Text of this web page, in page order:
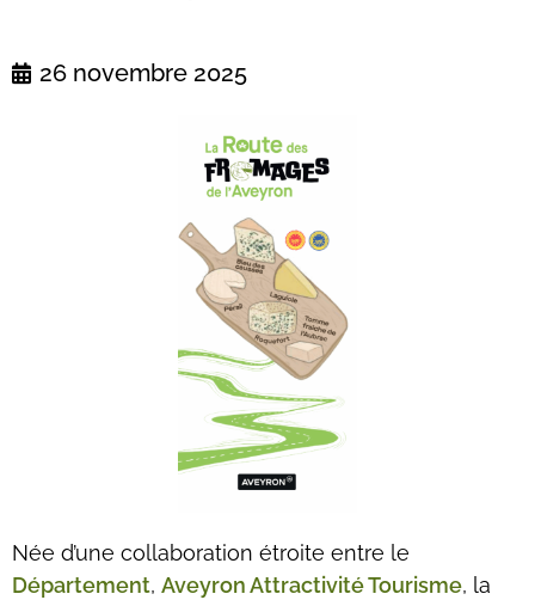
26 novembre 2025
Née d’une collaboration étroite entre le
Département, Aveyron Attractivité Tourisme, la